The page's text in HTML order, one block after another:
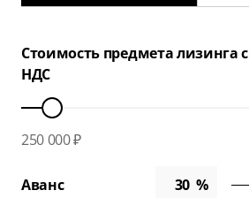
Стоимость предмета лизинга с
НДС
250 000 ₽
Аванс